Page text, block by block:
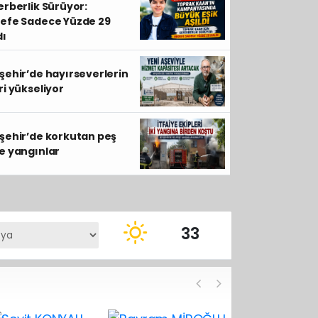
Yeni Parti Beyşehir’de
Sürüyor:
Sadece Yüzde 29
hayırseverlerin
yükseliyor
korkutan peş
yangınlar
33